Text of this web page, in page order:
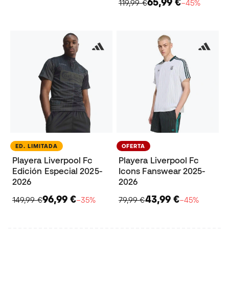
119,99 €
−45%
ED. LIMITADA
Playera Liverpool Fc
Edición Especial 2025-
2026
149,99 €96,99 €−35%
OFERTA
Playera Liverpool Fc
Icons Fanswear 2025-
2026
79,99 €43,99 €−45%